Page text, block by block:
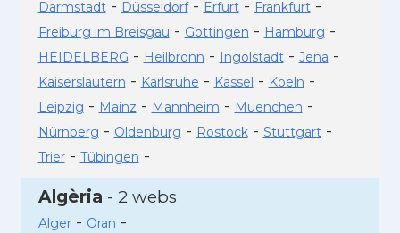
Darmstadt- Düsseldorf- Erfurt- Frankfurt-
Freiburg im Breisgau - Gottingen - Hamburg -
HEIDELBERG - Heilbronn - Ingolstadt- Jena -
Kaiserslautern - Karlsruhe - Kassel - Koeln -
Leipzig - Mainz - Mannheim - Muenchen -
Nürnberg - Oldenburg - Rostock- Stuttgart-
Trier- Tübingen -
Algèria - 2 webs
Alger- Oran -